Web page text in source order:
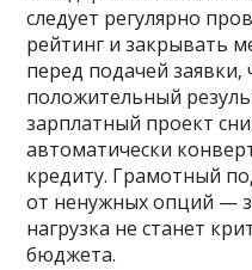
следует регулярно
рейтинг и закрывать
перед подачей
положительный
зарплатный проект
автоматически
кредиту. Грамотный
от ненужных опций —
нагрузка не станет
бюджета.